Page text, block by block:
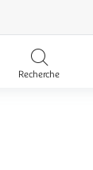
Recherche